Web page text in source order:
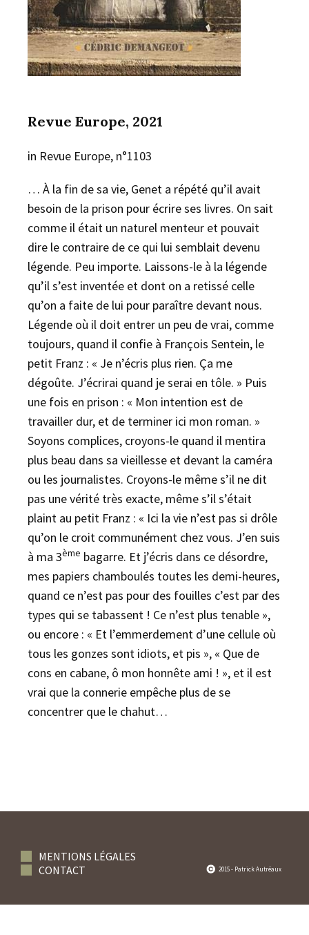
Revue Europe, 2021
in Revue Europe, n°1103
… À la fin de sa vie, Genet a répété qu’il avait
besoin de la prison pour écrire ses livres. On sait
comme il était un naturel menteur et pouvait
dire le contraire de ce qui lui semblait devenu
légende. Peu importe. Laissons-le à la légende
qu’il s’est inventée et dont on a retissé celle
qu’on a faite de lui pour paraître devant nous.
Légende où il doit entrer un peu de vrai, comme
toujours, quand il confie à François Sentein, le
petit Franz : « Je n’écris plus rien. Ça me
dégoûte. J’écrirai quand je serai en tôle. » Puis
une fois en prison : « Mon intention est de
travailler dur, et de terminer ici mon roman. »
Soyons complices, croyons-le quand il mentira
plus beau dans sa vieillesse et devant la caméra
ou les journalistes. Croyons-le même s’il ne dit
pas une vérité très exacte, même s’il s’était
plaint au petit Franz : « Ici la vie n’est pas si drôle
qu’on le croit communément chez vous. J’en suis
à ma 3ème bagarre. Et j’écris dans ce désordre,
mes papiers chamboulés toutes les demi-heures,
quand ce n’est pas pour des fouilles c’est par des
types qui se tabassent ! Ce n’est plus tenable »,
ou encore : « Et l’emmerdement d’une cellule où
tous les gonzes sont idiots, et pis », « Que de
cons en cabane, ô mon honnête ami ! », et il est
vrai que la connerie empêche plus de se
concentrer que le chahut…
2015 - Patrick Autréaux
MENTIONS LÉGALES
CONTACT